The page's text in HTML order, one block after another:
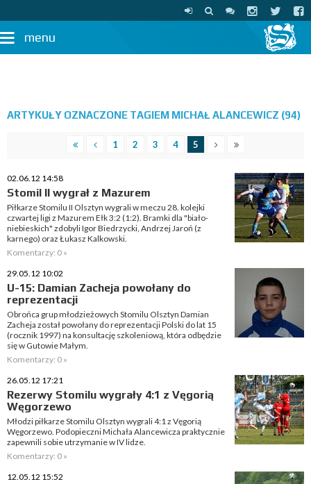
menu
ARTYKUŁY OZNACZONE TAGIEM MICHAŁ ALANCEWICZ (94)
1 2 3 4 5
02.06.12 14:58
Stomil II wygrał z Mazurem
Piłkarze Stomilu II Olsztyn wygrali w meczu 28. kolejki
czwartej ligi z Mazurem Ełk 3:2 (1:2). Bramki dla "biało-
niebieskich" zdobyli Igor Biedrzycki, Andrzej Jaroń (z
karnego) oraz Łukasz Kalkowski.
Komentarzy: 0 »
29.05.12 10:02
U-15: Damian Zacheja powołany do
reprezentacji
Obrońca grup młodzieżowych Stomilu Olsztyn Damian
Zacheja został powołany do reprezentacji Polski do lat 15
(rocznik 1997) na konsultację szkoleniową, która odbędzie
się w Gutowie Małym.
Komentarzy: 0 »
26.05.12 17:21
Rezerwy Stomilu wygrały 4:1 z Vęgorią
Węgorzewo
Młodzi piłkarze Stomilu Olsztyn wygrali 4:1 z Vęgorią
Węgorzewo. Podopieczni Michała Alancewicza praktycznie
zapewnili sobie utrzymanie w IV lidze.
Komentarzy: 0 »
12.05.12 15:52